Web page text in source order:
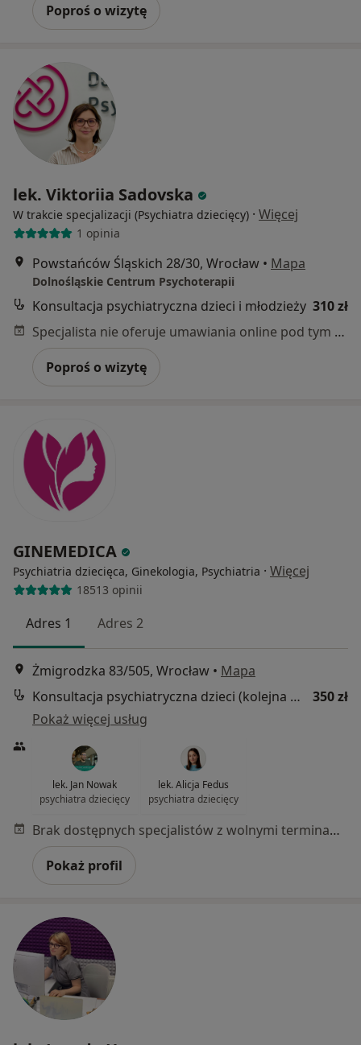
Poproś o wizytę
lek. Viktoriia Sadovska
W trakcie specjalizacji (Psychiatra dziecięcy) · Więcej
1 opinia
Powstańców Śląskich 28/30, Wrocław • Mapa
Dolnośląskie Centrum Psychoterapii
Konsultacja psychiatryczna dzieci i młodzieży 310 zł
Specjalista nie oferuje umawiania online pod tym adresem.
Poproś o wizytę
GINEMEDICA
Psychiatria dziecięca, Ginekologia, Psychiatria · Więcej
18513 opinii
Adres 1 Adres 2
Żmigrodzka 83/505, Wrocław • Mapa
Konsultacja psychiatryczna dzieci (kolejna wizyta)
350 zł
Pokaż więcej usług
lek. Jan Nowak
psychiatra dziecięcy
lek. Alicja Fedus
psychiatra dziecięcy
Brak dostępnych specjalistów z wolnymi terminami w tym centrum medycznym.
Pokaż profil